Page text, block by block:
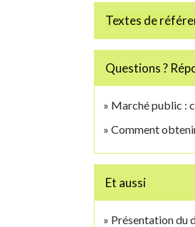
Textes de
Questions ?
Marché public :
Comment
Et aussi
Présentation du